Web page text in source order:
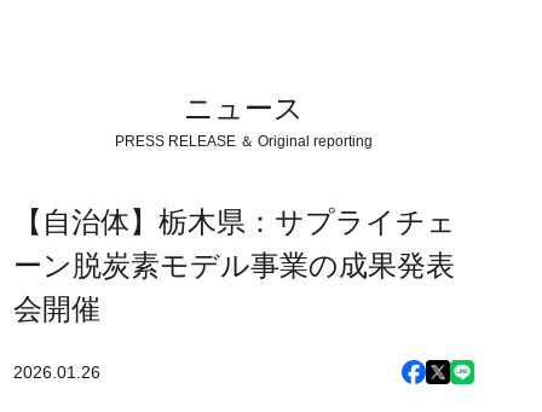
ニュース
PRESS RELEASE ＆ Original reporting
【自治体】栃木県：サプライチェ
ーン脱炭素モデル事業の成果発表
会開催
2026.01.26